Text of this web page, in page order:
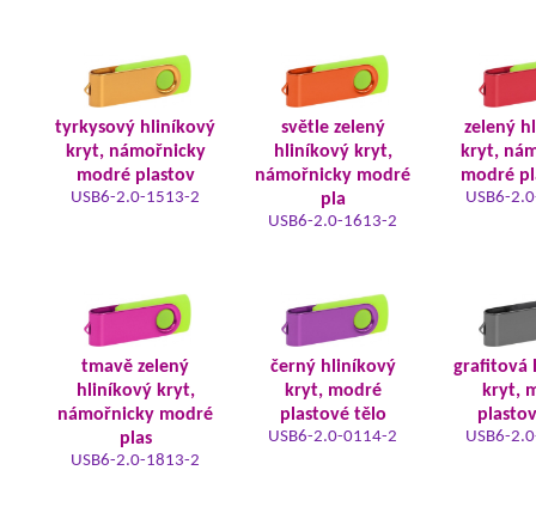
tyrkysový hliníkový
kryt, námořnicky
modré plastov
USB6-2.0-1513-2
světle zelený
hliníkový kryt,
námořnicky modré
pla
USB6-2.0-1613-2
zelený
kryt,
modré
USB6-
tmavě zelený
hliníkový kryt,
námořnicky modré
plas
USB6-2.0-1813-2
černý hliníkový
kryt, modré
plastové tělo
USB6-2.0-0114-2
grafitová
kryt,
USB6-